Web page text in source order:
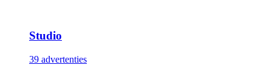
Studio
39 advertenties